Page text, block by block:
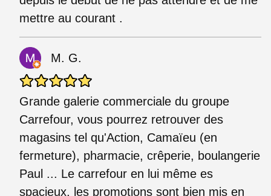
mettre au courant .
M. G.
Grande galerie commerciale du groupe
Carrefour, vous pourrez retrouver des
magasins tel qu'Action, Camaïeu (en
fermeture), pharmacie, crêperie, boulangerie
Paul ... Le carrefour en lui même es
spacieux, les promotions sont bien mis en